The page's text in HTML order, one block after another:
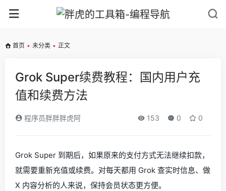
首页 • 未分类 • 正文
Grok Super续费教程：国内用户充
值和续费方法
程序员胖胖胖虎阿 153 0 0
Grok Super 到期后，如果原来的支付方式无法继续扣款，
就需要重新充值或续费。对每天都用 Grok 查实时信息、做
X 内容分析的人来说，保持会员状态更方便。